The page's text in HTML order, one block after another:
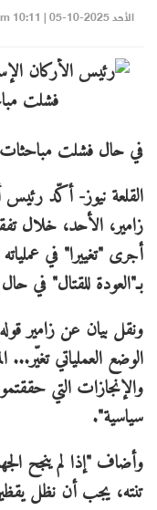
الأحد 2025-10-05 | 10:11 pm
في حال فشلت مباحثات
القلعة نيوز- أكّد
زامير، الأحد، خلال
أجرى "تغييرا" في
بـ"العودة للقتال" في
ونقل بيان عن زامير
الوضع العملياتي
والإنجازات التي
سياسية".
وأضاف "إذا لم ينجح
تنته، يجب أن نظل